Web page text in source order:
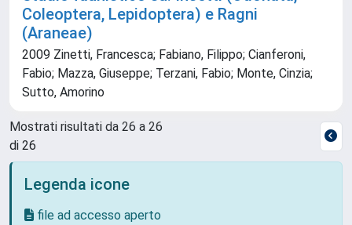
Coleoptera, Lepidoptera) e Ragni
(Araneae)
2009 Zinetti, Francesca; Fabiano, Filippo; Cianferoni,
Fabio; Mazza, Giuseppe; Terzani, Fabio; Monte, Cinzia;
Sutto, Amorino
Mostrati risultati da 26 a 26
di 26
Legenda icone
file ad accesso aperto